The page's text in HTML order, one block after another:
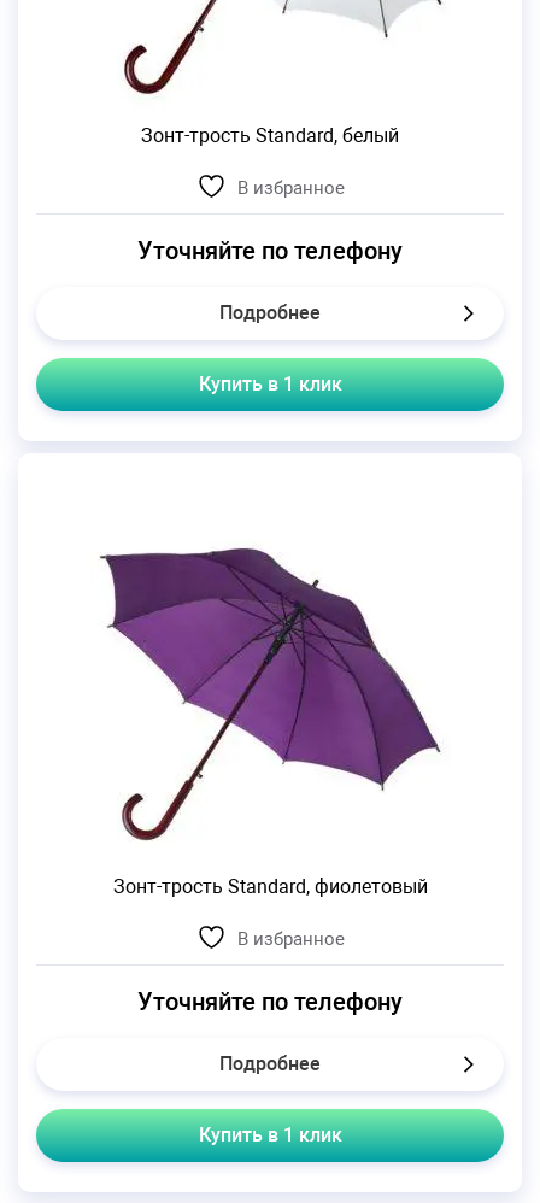
Зонт-трость Standard, белый
В избранное
Уточняйте по телефону
Подробнее
Купить в 1 клик
Зонт-трость Standard, фиолетовый
В избранное
Уточняйте по телефону
Подробнее
Купить в 1 клик